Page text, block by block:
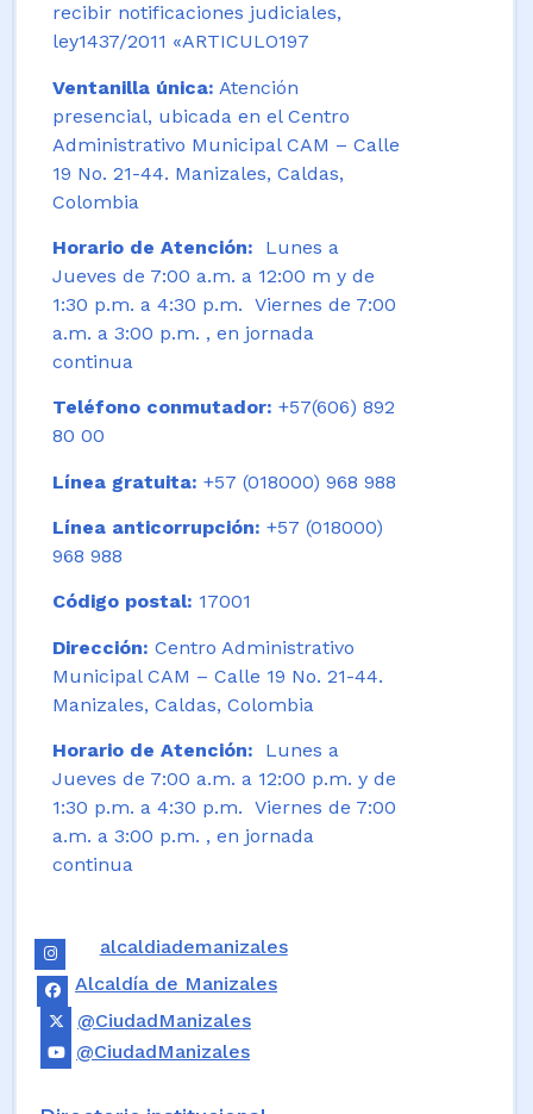
recibir notificaciones judiciales,
ley1437/2011 «ARTICULO197
Ventanilla única: Atención
presencial, ubicada en el Centro
Administrativo Municipal CAM – Calle
19 No. 21-44. Manizales, Caldas,
Colombia
Horario de Atención:
Lunes a
Jueves de 7:00 a.m. a 12:00 m y de
1:30 p.m. a 4:30 p.m. Viernes de 7:00
a.m. a 3:00 p.m. , en jornada
continua
Teléfono conmutador: +57(606) 892
80 00
Línea gratuita: +57 (018000) 968 988
Línea anticorrupción: +57 (018000)
968 988
Código postal: 17001
Dirección: Centro Administrativo
Municipal CAM – Calle 19 No. 21-44.
Manizales, Caldas, Colombia
Horario de Atención: Lunes a
Jueves de 7:00 a.m. a 12:00 p.m. y de
1:30 p.m. a 4:30 p.m. Viernes de 7:00
a.m. a 3:00 p.m. , en jornada
continua
alcaldiademanizales
Alcaldía de Manizales
@CiudadManizales
@CiudadManizales